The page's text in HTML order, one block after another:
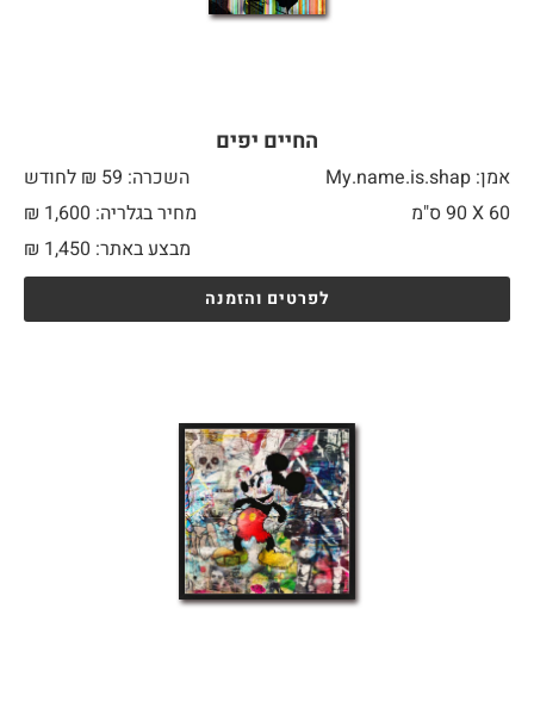
החיים יפים
אמן: My.name.is.shap
השכרה: 59 ₪ לחודש
60 X
מחיר בגלריה: 1,600 ₪
מבצע באתר:
₪ 1,450
לפרטים והזמנה